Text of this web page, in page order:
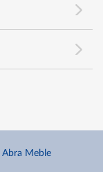
Abra Meble